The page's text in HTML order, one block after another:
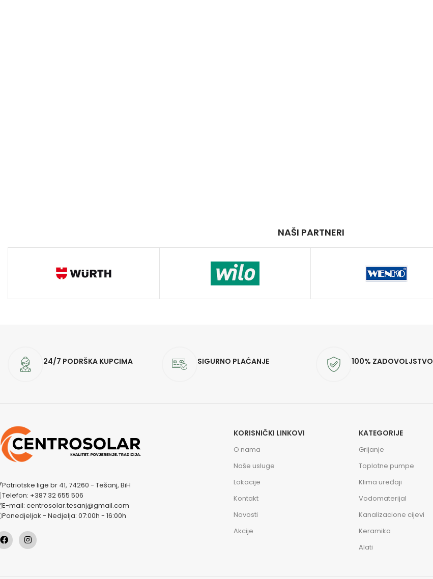
NAŠI PARTNERI
24/7 PODRŠKA KUPCIMA SIGURNO PLAĆANJE 100% ZADOVOLJSTVO
Patriotske lige br 41, 74260 - Tešanj, BiH
Telefon: +387 32 655 506
E-mail: centrosolar.tesanj@gmail.com
Ponedjeljak - Nedjelja: 07:00h - 16:00h
KORISNIČKI LINKOVI
O nama
Naše usluge
Lokacije
Kontakt
Novosti
Akcije
KATEGORIJE
Grijanje
Toplotne pumpe
Klima uređaji
Vodomaterijal
Kanalizacione cijevi
Keramika
Alati